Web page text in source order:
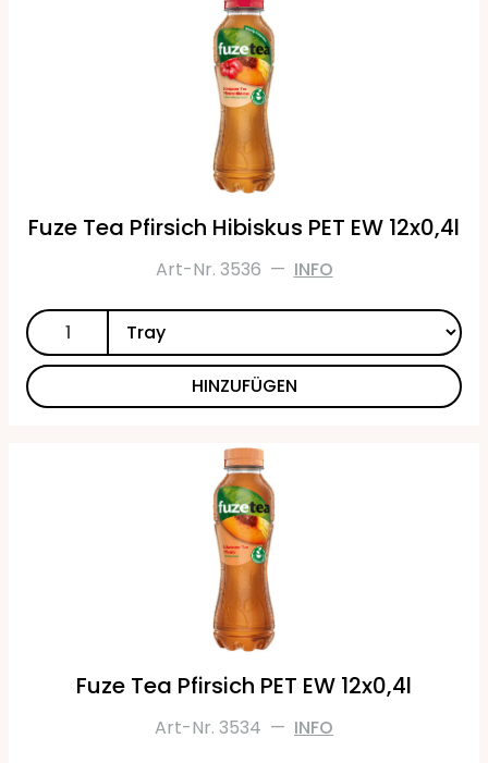
Fuze Tea Pfirsich Hibiskus PET EW 12x0,4l
Art-Nr. 3536 — INFO
HINZUFÜGEN
Fuze Tea Pfirsich PET EW 12x0,4l
Art-Nr. 3534 — INFO